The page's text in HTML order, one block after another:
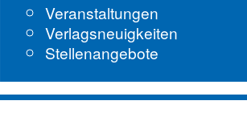
Veranstaltungen
Verlagsneuigkeiten
Stellenangebote